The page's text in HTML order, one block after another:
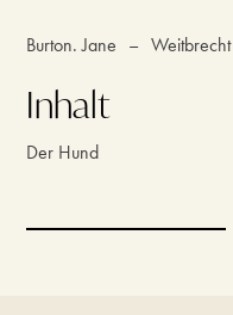
Burton. Jane – Weitbrecht
Inhalt
Der Hund